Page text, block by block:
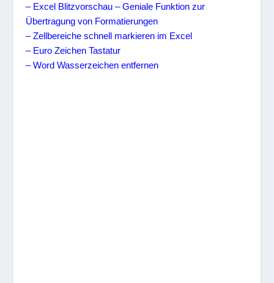
– Excel Blitzvorschau – Geniale Funktion zur
Übertragung von Formatierungen
– Zellbereiche schnell markieren im Excel
– Euro Zeichen Tastatur
– Word Wasserzeichen entfernen